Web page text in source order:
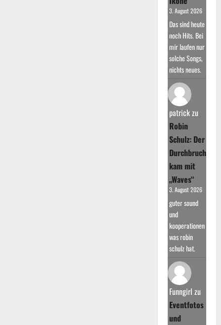
3. August 2026
Das sind heute
noch Hits. Bei
mir laufen nur
solche Songs,
nichts neues.
patrickzu
Robin
Schulz: Der
Durchbruch
kam mit
„Waves“
3. August 2026
guter sound
und
kooperationen
was robin
schulz hat.
Funngirl zu
Eventfotos
und